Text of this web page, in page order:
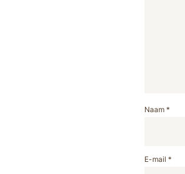
Naam *
E-mail *